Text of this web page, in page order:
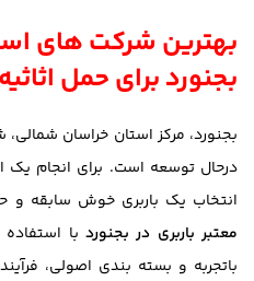
بهترین شرکت های
بجنورد برای حمل
بجنورد، مرکز استان خراسان
درحال توسعه است. برای انجام
انتخاب یک باربری خوش سابقه و
معتبر باربری در بجنورد با
باتجربه و بسته بندی اصولی،